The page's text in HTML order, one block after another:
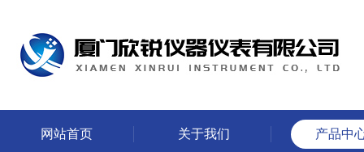
网站首页 关于我们 产品中